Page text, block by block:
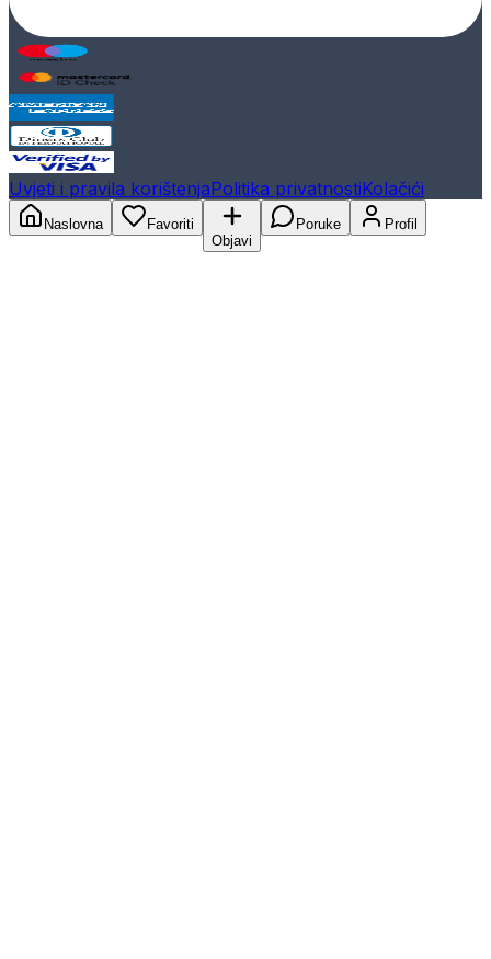
Uvjeti i pravila korištenjaPolitika privatnostiKolačići
Naslovna
Favoriti
Objavi
Poruke Profil